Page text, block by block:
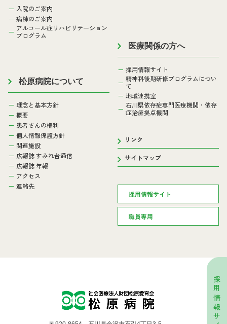
採用情報サイト
入院のご案内
病棟のご案内
アルコール症リハビリテーション
プログラム
松原病院について
理念と基本方針
概要
患者さんの権利
個人情報保護方針
関連施設
広報誌 すみれ台通信
広報誌 年報
アクセス
連絡先
医療関係の方へ
採用情報サイト
精神科後期研修プログラムについ
て
地域連携室
石川県依存症専門医療機関・依存
症治療拠点機関
リンク
サイトマップ
採用情報サイト
職員専用